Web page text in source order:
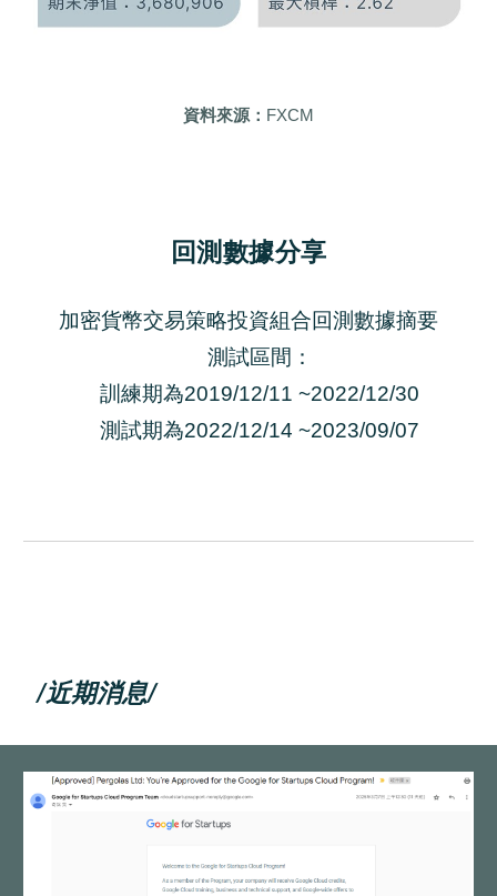
資料來源： FXCM
回測數據分享
加密貨幣交易策略投資組合回測數據摘要
測試區間：
訓練期為2019/12/11 ~2022/12/30
測試期為2022/12/14 ~2023/09/07
/近期消息/